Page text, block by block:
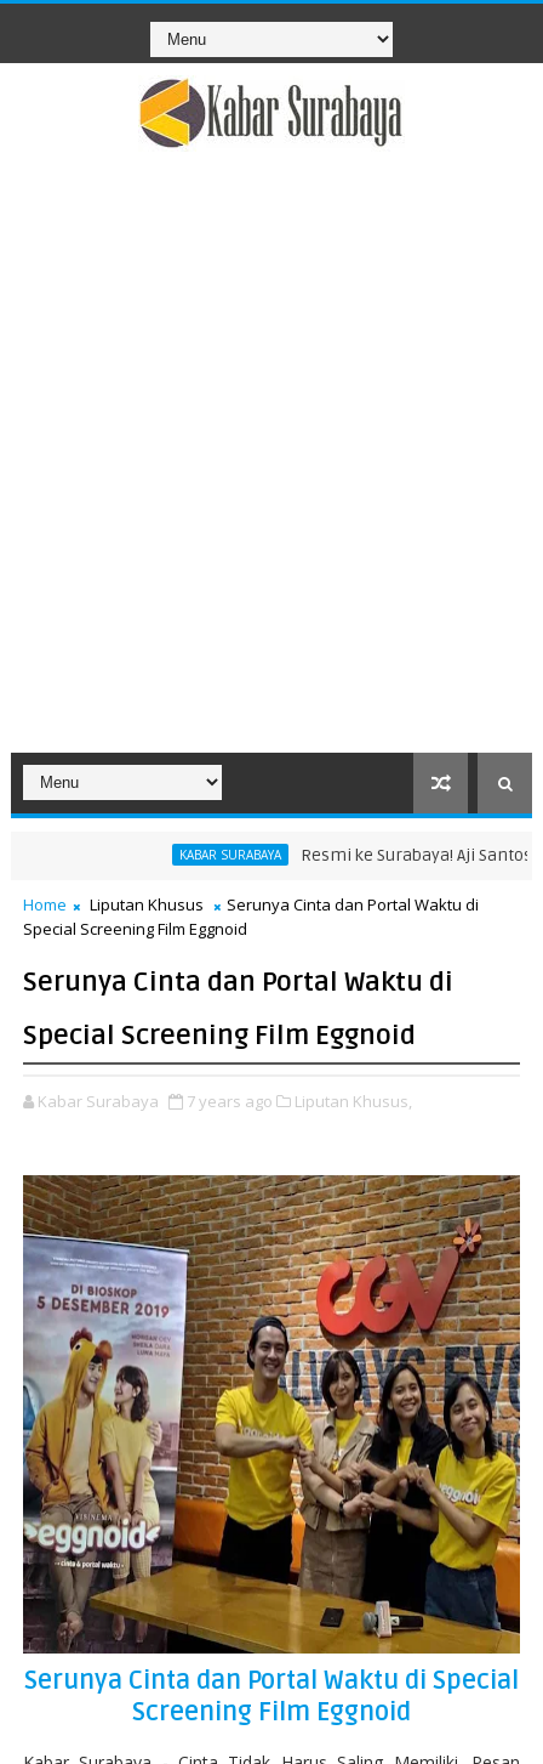
KABAR SURABAYA Resmi ke Surabaya! Aji Santoso
Home Liputan Khusus
Serunya Cinta dan Portal Waktu di
Special Screening Film Eggnoid
Serunya Cinta dan Portal Waktu di
Special Screening Film Eggnoid
Kabar Surabaya 7 years ago Liputan Khusus,
Serunya Cinta dan Portal Waktu di Special
Screening Film Eggnoid